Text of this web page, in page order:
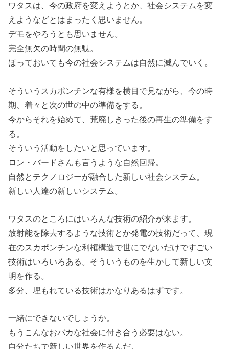
ワタスは、今の政府を変えようとか、社会システムを変
えようなどとはまったく思いません。
デモをやろうとも思いません。
完全無欠の時間の無駄。
ほっておいても今の社会システムは自然に滅んでいく。
そういうスカポンチンな有様を横目で見ながら、今の時
期、着々と次の世の中の準備をする。
今からそれを始めて、荒廃しきった後の再生の準備をす
る。
そういう活動をしたいと思っています。
ロン・バードさんも言うような自然回帰。
自然とテクノロジーが融合した新しい社会システム。
新しい人達の新しいシステム。
ワタスのところにはいろんな技術の紹介が来ます。
放射能を除去するような技術とか発電の技術だって、現
在のスカポンチンな利権構造で世にでないだけですごい
技術はいろいろある。そういうものを生かして新しい文
明を作る。
多分、埋もれている技術はかなりあるはずです。
一緒にできないでしょうか。
もうこんなおバカな社会に付き合う必要はない。
自分たちで新しい世界を作るんだ。